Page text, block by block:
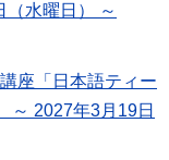
水曜日） ～
座「日本語ティー
～ 2027年3月19日